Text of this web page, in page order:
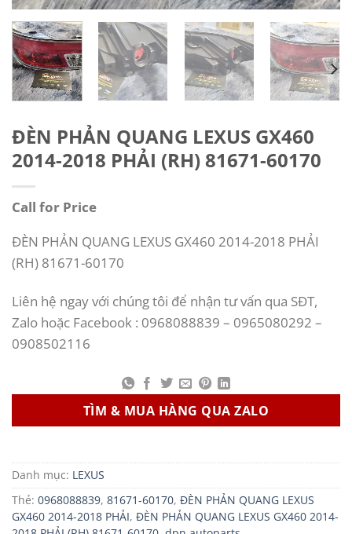
ĐÈN PHẢN QUANG LEXUS GX460
2014-2018 PHẢI (RH) 81671-60170
Call for Price
ĐÈN PHẢN QUANG LEXUS GX460 2014-2018 PHẢI
(RH) 81671-60170
Liên hệ ngay với chúng tôi để nhận tư vấn qua SĐT,
Zalo hoặc Facebook : 0968088839 – 0965080292 –
0908502116
TÌM & MUA HÀNG QUA ZALO
Danh mục: LEXUS
Thẻ: 0968088839, 81671-60170, ĐÈN PHẢN QUANG LEXUS
GX460 2014-2018 PHẢI, ĐÈN PHẢN QUANG LEXUS GX460 2014-